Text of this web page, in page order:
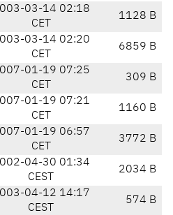
03-14 02:18
CET
1128 B
03-14 02:20
CET
6859 B
01-19 07:25
CET
309 B
01-19 07:21
CET
1160 B
01-19 06:57
CET
3772 B
04-30 01:34
CEST
2034 B
04-12 14:17
CEST
574 B